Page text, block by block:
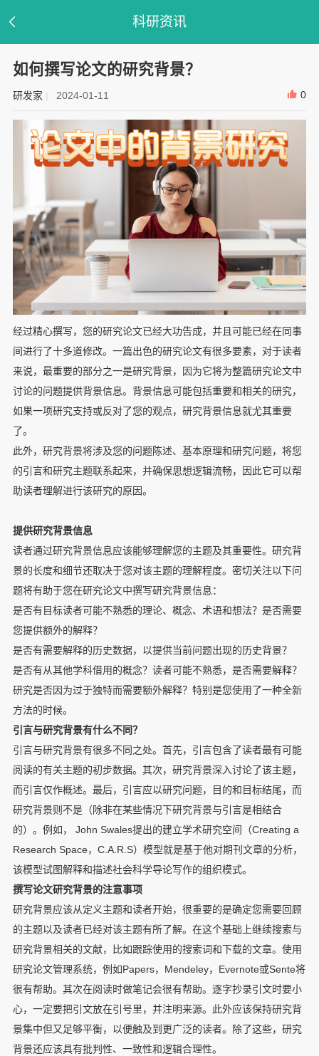
科研资讯
如何撰写论文的研究背景？
研发家 | 2024-01-11 0
经过精心撰写，您的研究论文已经大功告成，并且可能已经在同事
间进行了十多道修改。一篇出色的研究论文有很多要素，对于读者
来说，最重要的部分之一是研究背景，因为它将为整篇研究论文中
讨论的问题提供背景信息。背景信息可能包括重要和相关的研究，
如果一项研究支持或反对了您的观点，研究背景信息就尤其重要
了。
此外，研究背景将涉及您的问题陈述、基本原理和研究问题，将您
的引言和研究主题联系起来，并确保思想逻辑流畅，因此它可以帮
助读者理解进行该研究的原因。
提供研究背景信息
读者通过研究背景信息应该能够理解您的主题及其重要性。研究背
景的长度和细节还取决于您对该主题的理解程度。密切关注以下问
题将有助于您在研究论文中撰写研究背景信息：
是否有目标读者可能不熟悉的理论、概念、术语和想法？是否需要
您提供额外的解释？
是否有需要解释的历史数据，以提供当前问题出现的历史背景？
是否有从其他学科借用的概念？读者可能不熟悉，是否需要解释？
研究是否因为过于独特而需要额外解释？特别是您使用了一种全新
方法的时候。
引言与研究背景有什么不同？
引言与研究背景有很多不同之处。首先，引言包含了读者最有可能
阅读的有关主题的初步数据。其次，研究背景深入讨论了该主题，
而引言仅作概述。最后，引言应以研究问题，目的和目标结尾，而
研究背景则不是（除非在某些情况下研究背景与引言是相结合
的）。例如， John Swales提出的建立学术研究空间（Creating a
Research Space，C.A.R.S）模型就是基于他对期刊文章的分析，
该模型试图解释和描述社会科学导论写作的组织模式。
撰写论文研究背景的注意事项
研究背景应该从定义主题和读者开始，很重要的是确定您需要回顾
的主题以及读者已经对该主题有所了解。在这个基础上继续搜索与
研究背景相关的文献，比如跟踪使用的搜索词和下载的文章。使用
研究论文管理系统，例如Papers，Mendeley，Evernote或Sente将
很有帮助。其次在阅读时做笔记会很有帮助。逐字抄录引文时要小
心，一定要把引文放在引号里，并注明来源。此外应该保持研究背
景集中但又足够平衡，以便触及到更广泛的读者。除了这些，研究
背景还应该具有批判性、一致性和逻辑合理性。